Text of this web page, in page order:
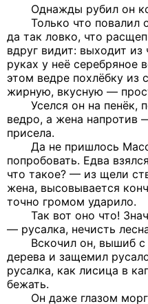
Однажды рубил он
Только что повалил
да так ловко, что
вдруг видит: выходит
руках у неё серебряное
этом ведре похлёбку из
жирную, вкусную —
Уселся он на пенёк,
ведро, а жена напротив
присела.
Да не пришлось
попробовать. Едва
что такое? — из щели
жена, высовывается
точно громом ударило.
Так вот оно что!
— русалка, нечисть
Вскочил он, вышиб с
дерева и защемил
русалка, как лисица в
бежать.
Он даже глазом